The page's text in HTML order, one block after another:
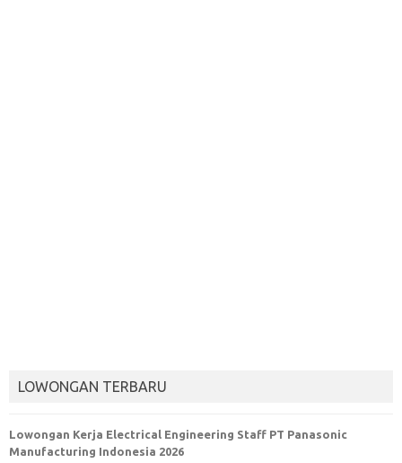
LOWONGAN TERBARU
Lowongan Kerja Electrical Engineering Staff PT Panasonic
Manufacturing Indonesia 2026